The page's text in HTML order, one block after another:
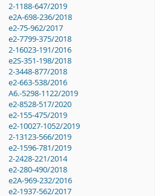
2-1188-647/2019
e2A-698-236/2018
e2-75-962/2017
e2-7799-375/2018
2-16023-191/2016
e2S-351-198/2018
2-3448-877/2018
e2-663-538/2016
A6.-5298-1122/2019
e2-8528-517/2020
e2-155-475/2019
e2-10027-1052/2019
2-13123-566/2019
e2-1596-781/2019
2-2428-221/2014
e2-280-490/2018
e2A-969-232/2016
e2-1937-562/2017